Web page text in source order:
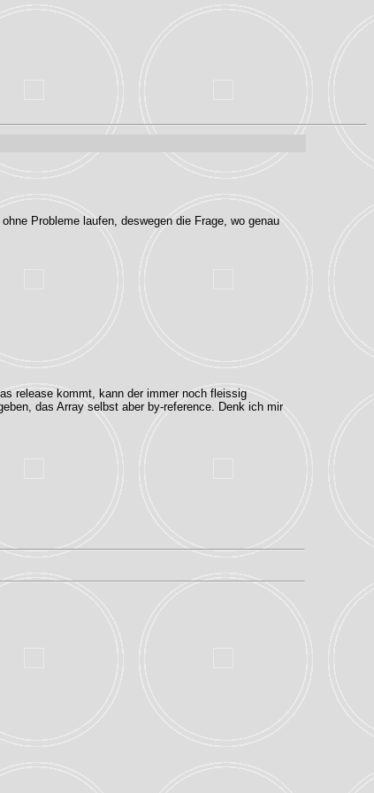
Probleme laufen, deswegen die Frage, wo genau
release kommt, kann der immer noch fleissig
das Array selbst aber by-reference. Denk ich mir